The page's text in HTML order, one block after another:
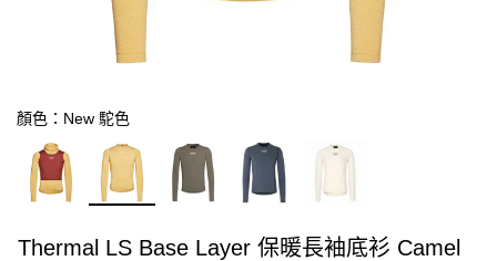
顏色：New 駝色
Thermal LS Base Layer 保暖長袖底衫 Camel